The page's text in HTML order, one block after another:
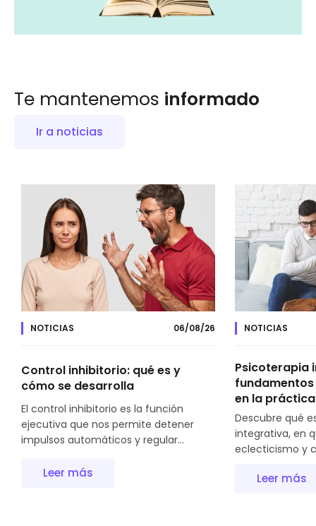
Te mantenemos informado
Ir a noticias
NOTICIAS 06/08/26
Control inhibitorio: qué es y
cómo se desarrolla
El control inhibitorio es la función
ejecutiva que nos permite detener
impulsos automáticos y regular...
Leer más
NOTICIAS
Psicoterapia
en la
Descubre qué
integrativa, en
eclecticismo y
Leer más